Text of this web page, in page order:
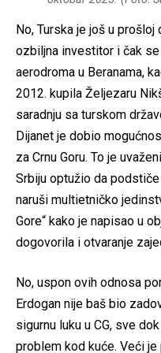
No, Turska je još u
ozbiljna investitor i čak
aerodroma u Beranama,
2012. kupila Željezaru
saradnju sa turskom
Dijanet je dobio
za Crnu Goru. To je
Srbiju optužio da
naruši multietničko
Gore“ kako je napisao u
dogovorila i otvaranje
No, uspon ovih odnosa
Erdogan nije baš bio
sigurnu luku u CG, sve
problem kod kuće. Veći